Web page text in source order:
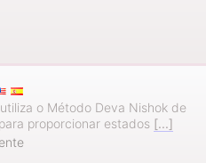
o Método Deva Nishok de
proporcionar estados [...]